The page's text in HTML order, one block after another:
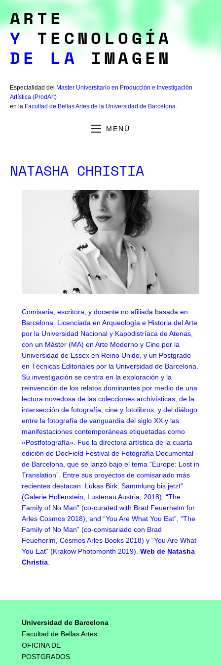
ARTE
YTECNOLOGÍA
DE LA
IMAGEN
Especialidad del
Master Universitario en Producción e Investigación
Artística (ProdArt)
en la Facultad de Bellas Artes de la Universidad de Barcelona.
MENÚ
NATASHA CHRISTIA
Comisaria, escritora, y docente no afiliada basada en
Barcelona. Licenciada en Arqueología e Historia del Arte
por la Universidad Nacional y Kapodistríaca de Atenas,
con un Máster (MA) en Arte Moderno y Cine por la
Universidad de Essex en Reino Unido, y un Postgrado
en Técnicas Editoriales por la Universidad de Barcelona.
Su investigación se centra en la exploración y la
reinvención de los relatos dominantes por medio de una
lectura novedosa de las colecciones archivísticas, de la
intersección de fotografía, cine y fotolibros, y del diálogo
entre la fotografía de vanguardia del siglo XX y las
manifestaciones contemporáneas etiquetadas como
«Postfotografía». Fue la directora artística de la cuarta
edición de DocField Festival de Fotografía Documental
de Barcelona, que se lanzó bajo el tema “Europe: Lost in
Translation”. Entre sus proyectos de comisariado más
recientes destacan: Lukas Birk: Sammlung bis jetzt”
(Galerie Hollenstein, Lustenau Austria, 2018), “The
Family of No Man” (co-curated with Brad Feuerhelm for
Arles Cosmos 2018), and “You Are What You Eat”, “The
Family of No Man” (co-comisariado con Brad
Feueherlm, Cosmos Arles Books 2018) y “You Are What
You Eat” (Krakow Photomonth 2019). Web de Natasha
Christia.
Universidad de Barcelona
Facultad de Bellas Artes
OFICINA DE
POSTGRADOS